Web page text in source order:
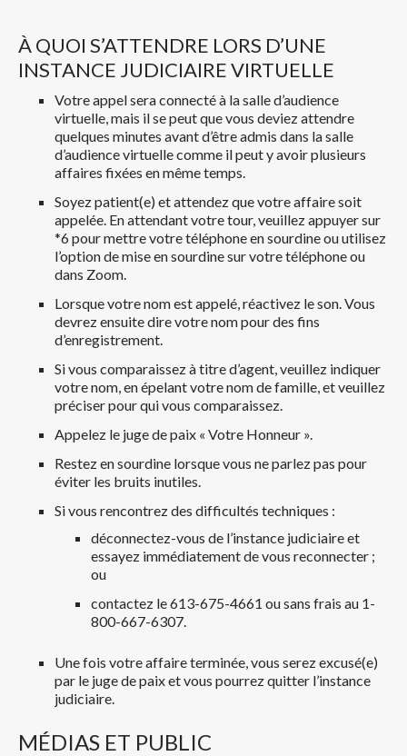
À QUOI S’ATTENDRE LORS D’UNE
INSTANCE JUDICIAIRE VIRTUELLE
Votre appel sera connecté à la salle d’audience
virtuelle, mais il se peut que vous deviez attendre
quelques minutes avant d’être admis dans la salle
d’audience virtuelle comme il peut y avoir plusieurs
affaires fixées en même temps.
Soyez patient(e) et attendez que votre affaire soit
appelée. En attendant votre tour, veuillez appuyer sur
*6 pour mettre votre téléphone en sourdine ou utilisez
l’option de mise en sourdine sur votre téléphone ou
dans Zoom.
Lorsque votre nom est appelé, réactivez le son. Vous
devrez ensuite dire votre nom pour des fins
d’enregistrement.
Si vous comparaissez à titre d’agent, veuillez indiquer
votre nom, en épelant votre nom de famille, et veuillez
préciser pour qui vous comparaissez.
Appelez le juge de paix « Votre Honneur ».
Restez en sourdine lorsque vous ne parlez pas pour
éviter les bruits inutiles.
Si vous rencontrez des difficultés techniques :
déconnectez-vous de l’instance judiciaire et
essayez immédiatement de vous reconnecter ;
ou
contactez le 613-675-4661 ou sans frais au 1-
800-667-6307.
Une fois votre affaire terminée, vous serez excusé(e)
par le juge de paix et vous pourrez quitter l’instance
judiciaire.
MÉDIAS ET PUBLIC